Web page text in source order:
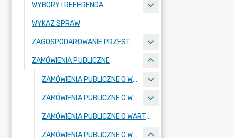
WYBORY I REFERENDA
WYKAZ SPRAW
ZAGOSPODAROWANIE PRZESTRZENNE
ZAMÓWIENIA PUBLICZNE
ZAMÓWIENIA PUBLICZNE O WARTOŚCI PONIŻEJ 170000 ZŁ
ZAMÓWIENIA PUBLICZNE O WARTOŚCI RÓWNEJ LUB PRZEKRACZAJĄCEJ 170000 ZŁ
ZAMÓWIENIA PUBLICZNE O WARTOŚCI RÓWNEJ LUB PRZEKRACZAJĄCEJ 130000 ZŁ NIE OBJĘTE USTAWĄ PZP
ZAMÓWIENIA PUBLICZNE O WARTOŚCI RÓWNEJ LUB PRZEKRACZAJĄCEJ 130000 ZŁ